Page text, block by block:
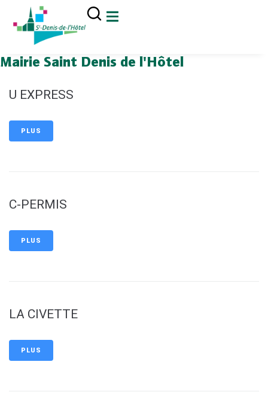
principal
Mairie Saint Denis de l'Hôtel
U EXPRESS
PLUS
C-PERMIS
PLUS
LA CIVETTE
PLUS